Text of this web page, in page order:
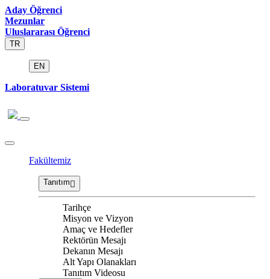
Aday Öğrenci
Mezunlar
Uluslararası Öğrenci
TR
EN
Laboratuvar Sistemi
Fakültemiz
Tanıtım
Tarihçe
Misyon ve Vizyon
Amaç ve Hedefler
Rektörün Mesajı
Dekanın Mesajı
Alt Yapı Olanakları
Tanıtım Videosu